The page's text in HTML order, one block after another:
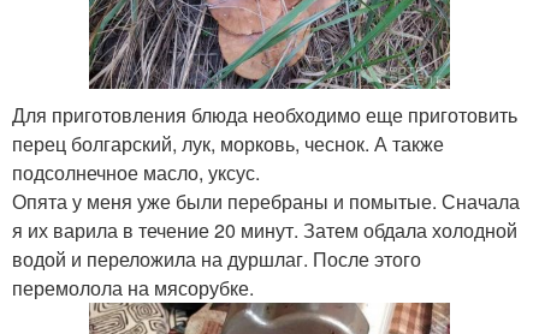
Для приготовления блюда необходимо еще приготовить
перец болгарский, лук, морковь, чеснок. А также
подсолнечное масло, уксус.
Опята у меня уже были перебраны и помытые. Сначала
я их варила в течение 20 минут. Затем обдала холодной
водой и переложила на дуршлаг. После этого
перемолола на мясорубке.